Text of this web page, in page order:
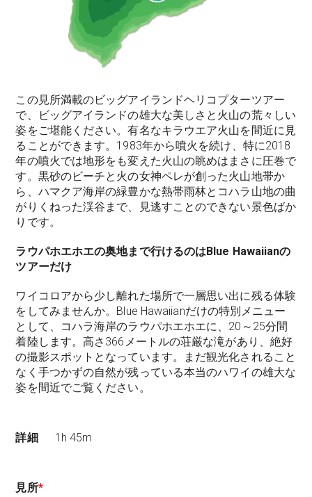
この見所満載のビッグアイランドヘリコプターツアー
で、ビッグアイランドの雄大な美しさと火山の荒々しい
姿をご堪能ください。有名なキラウエア火山を間近に見
ることができます。1983年から噴火を続け、特に2018
年の噴火では地形をも変えた火山の眺めはまさに圧巻で
す。黒砂のビーチと火の女神ペレが創った火山地帯か
ら、ハマクア海岸の緑豊かな熱帯雨林とコハラ山地の曲
がりくねった渓谷まで、見逃すことのできない景色ばか
りです。
ラウパホエホエの奥地まで行けるのはBlue Hawaiianの
ツアーだけ
ワイコロアから少し離れた場所で一層思い出に残る体験
をしてみませんか。Blue Hawaiianだけの特別メニュー
として、コハラ海岸のラウパホエホエに、20～25分間
着陸します。高さ366メートルの荘厳な滝があり、絶好
の撮影スポットとなっています。まだ観光化されること
なく手つかずの自然が残っている本当のハワイの雄大な
姿を間近でご覧ください。
詳細 1h 45m
見所*